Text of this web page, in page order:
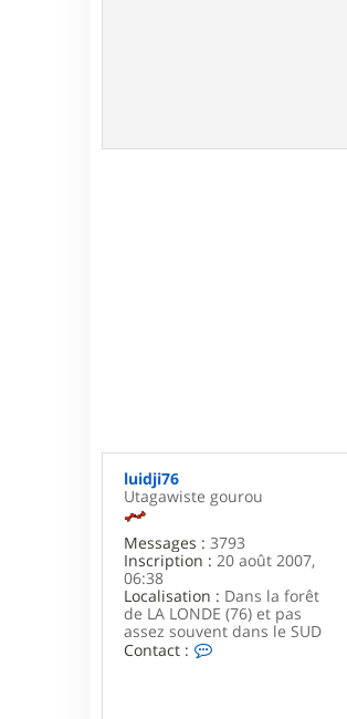
luidji76
Utagawiste gourou
Messages : 3793
Inscription : 20 août 2007,
06:38
Localisation : Dans la forêt
de LA LONDE (76) et pas
assez souvent dans le SUD
Contact :